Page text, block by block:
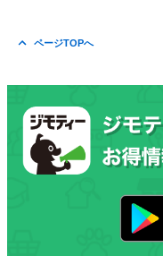
ページTOPへ